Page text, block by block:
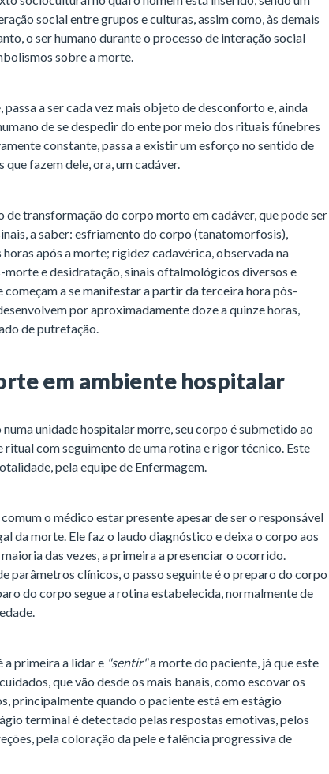
social entre grupos e culturas, assim como, às demais
o ser humano durante o processo de interação social
sobre a morte.
a ser cada vez mais objeto de desconforto e, ainda
de se despedir do ente por meio dos rituais fúnebres
constante, passa a existir um esforço no sentido de
fazem dele, ora, um cadáver.
de transformação do corpo morto em cadáver, que pode ser
a saber: esfriamento do corpo (tanatomorfosis),
após a morte; rigidez cadavérica, observada na
e desidratação, sinais oftalmológicos diversos e
começam a se manifestar a partir da terceira hora pós-
por aproximadamente doze a quinze horas,
de putrefação.
em ambiente hospitalar
unidade hospitalar morre, seu corpo é submetido ao
ritual com seguimento de uma rotina e rigor técnico. Este
pela equipe de Enfermagem.
o médico estar presente apesar de ser o responsável
da morte. Ele faz o laudo diagnóstico e deixa o corpo aos
das vezes, a primeira a presenciar o ocorrido.
parâmetros clínicos, o passo seguinte é o preparo do corpo
do corpo segue a rotina estabelecida, normalmente de
a primeira a lidar e "sentir"a morte do paciente, já que este
que vão desde os mais banais, como escovar os
principalmente quando o paciente está em estágio
terminal é detectado pelas respostas emotivas, pelos
pela coloração da pele e falência progressiva de